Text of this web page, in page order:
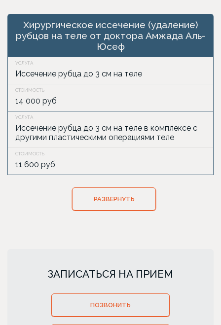
Хирургическое иссечение (удаление)
рубцов на теле от доктора Амжада Аль-
Юсеф
Иссечение рубца до 3 см на теле
14 000 руб
Иссечение рубца до 3 см на теле в комплексе с
другими пластическими операциями теле
11 600 руб
РАЗВЕРНУТЬ
ЗАПИСАТЬСЯ НА ПРИЕМ
ПОЗВОНИТЬ